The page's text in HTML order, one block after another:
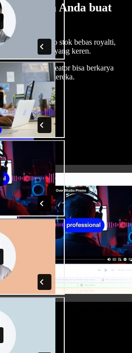
yang bisa Anda buat
audio, video stok bebas royalti,
audio-video yang keren.
dari browser—kreator bisa berkarya
ide kreatif mereka.